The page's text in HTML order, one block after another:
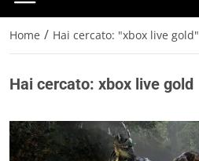
Home / Hai cercato: "xbox live gold"
Hai cercato: xbox live gold